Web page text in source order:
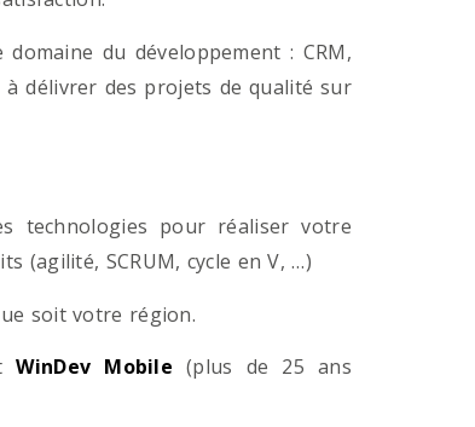
domaine du développement : CRM,
à délivrer des projets de qualité sur
technologies pour réaliser votre
(agilité, SCRUM, cycle en V, …)
soit votre région.
WinDev Mobile (plus de 25 ans